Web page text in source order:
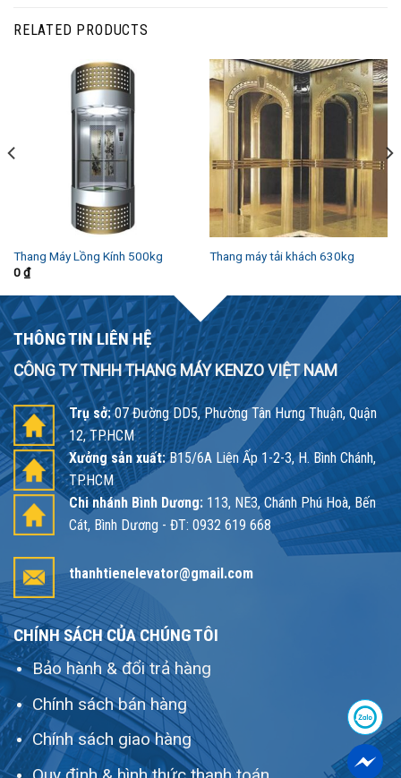
RELATED PRODUCTS
Thang Máy Lồng Kính 500kg
0₫
Thang máy tải khách 630kg
THÔNG TIN LIÊN HỆ
CÔNG TY TNHH THANG MÁY KENZO VIỆT NAM
Trụ sở:07 Đường DD5, Phường Tân Hưng Thuận, Quận
12, TP.HCM
Xưởng sản xuất:B15/6A Liên Ấp 1-2-3, H. Bình Chánh,
TP.HCM
Chi nhánh Bình Dương: 113, NE3, Chánh Phú Hoà, Bến
Cát, Bình Dương - ĐT: 0932 619 668
thanhtienelevator@gmail.com
CHÍNH SÁCH CỦA CHÚNG TÔI
Bảo hành & đổi trả hàng
Chính sách bán hàng
Chính sách giao hàng